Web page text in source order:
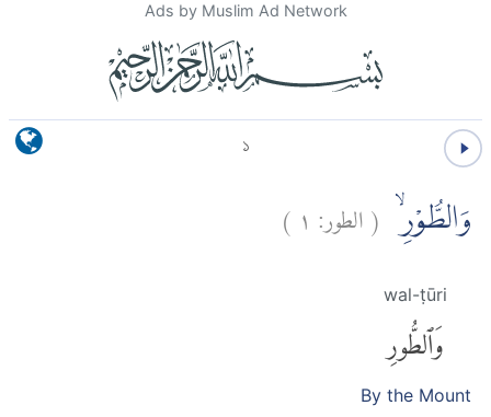
Ads by Muslim Ad Network
১
وَالطُّوْرِۙ (الطور: ١ )
wal-ṭūri
وَٱلطُّورِ
By the Mount